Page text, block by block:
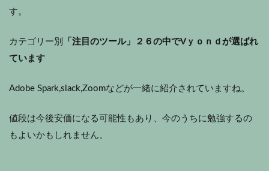
す。
カテゴリー別
「注目のツール」２６の中でVｙｏｎｄが選ばれ
ています
Adobe Spark,slack,Zoomなどが一緒に紹介されていますね。
値段は今後安価になる可能性もあり、今のうちに勉強するの
もよいかもしれません。